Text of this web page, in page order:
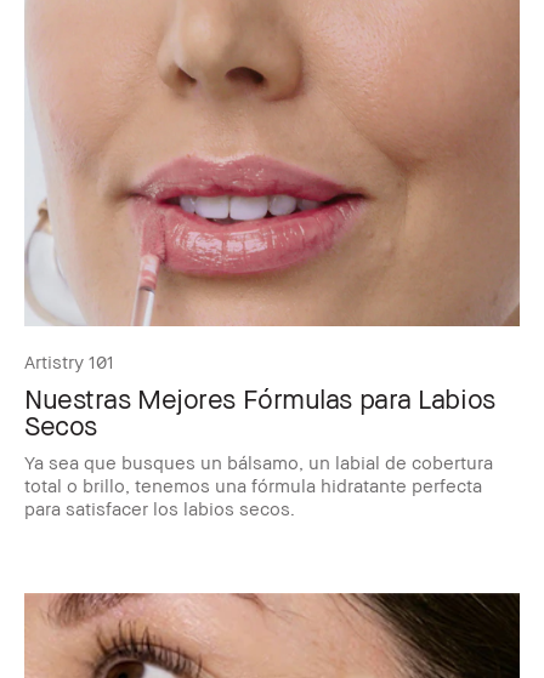
Artistry 101
Nuestras Mejores Fórmulas para Labios
Secos
Ya sea que busques un bálsamo, un labial de cobertura
total o brillo, tenemos una fórmula hidratante perfecta
para satisfacer los labios secos.